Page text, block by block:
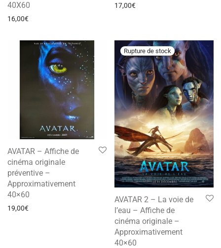
40X60
16,00€
17,00€
AVATAR – Affiche de
cinéma originale
préventive –
Approximativement
40×60
19,00€
AVATAR 2 – La voie de
l’eau – Affiche de
cinéma originale –
Approximativement
40×60